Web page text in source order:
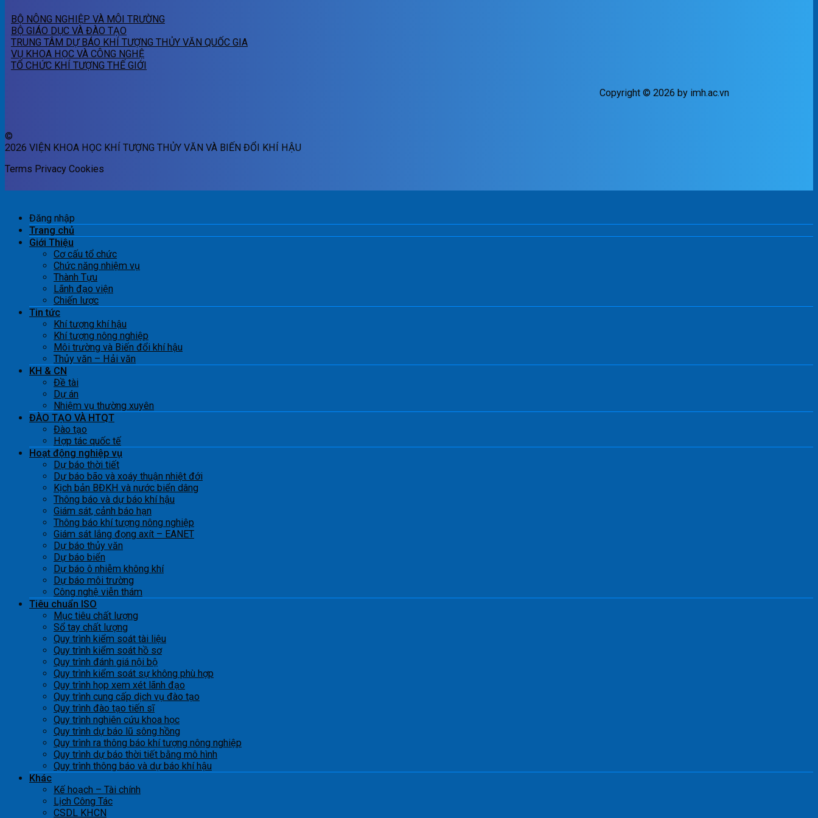
BỘ NÔNG NGHIỆP VÀ MÔI TRƯỜNG
BỘ GIÁO DỤC VÀ ĐÀO TẠO
TRUNG TÂM DỰ BÁO KHÍ TƯỢNG THỦY VĂN QUỐC GIA
VỤ KHOA HỌC VÀ CÔNG NGHỆ
TỔ CHỨC KHÍ TƯỢNG THẾ GIỚI
Copyright © 2026 by imh.ac.vn
©
2026 VIỆN KHOA HỌC KHÍ TƯỢNG THỦY VĂN VÀ BIẾN ĐỔI KHÍ HẬU
Terms Privacy Cookies
Đăng nhập
Trang chủ
Giới Thiệu
Cơ cấu tổ chức
Chức năng nhiệm vụ
Thành Tựu
Lãnh đạo viện
Chiến lược
Tin tức
Khí tượng khí hậu
Khí tượng nông nghiệp
Môi trường và Biến đổi khí hậu
Thủy văn – Hải văn
KH & CN
Đề tài
Dự án
Nhiệm vụ thường xuyên
ĐÀO TẠO VÀ HTQT
Đào tạo
Hợp tác quốc tế
Hoạt động nghiệp vụ
Dự báo thời tiết
Dự báo bão và xoáy thuận nhiệt đới
Kịch bản BĐKH và nước biển dâng
Thông báo và dự báo khí hậu
Giám sát, cảnh báo hạn
Thông báo khí tượng nông nghiệp
Giám sát lắng đọng axít – EANET
Dự báo thủy văn
Dự báo biển
Dự báo ô nhiễm không khí
Dự báo môi trường
Công nghệ viễn thám
Tiêu chuẩn ISO
Mục tiêu chất lượng
Sổ tay chất lượng
Quy trình kiểm soát tài liệu
Quy trình kiểm soát hồ sơ
Quy trình đánh giá nội bộ
Quy trình kiểm soát sự không phù hợp
Quy trình họp xem xét lãnh đạo
Quy trình cung cấp dịch vụ đào tạo
Quy trình đào tạo tiến sĩ
Quy trình nghiên cứu khoa học
Quy trình dự báo lũ sông hồng
Quy trình ra thông báo khí tượng nông nghiệp
Quy trình dự báo thời tiết bằng mô hình
Quy trình thông báo và dự báo khí hậu
Khác
Kế hoạch – Tài chính
Lịch Công Tác
CSDL KHCN